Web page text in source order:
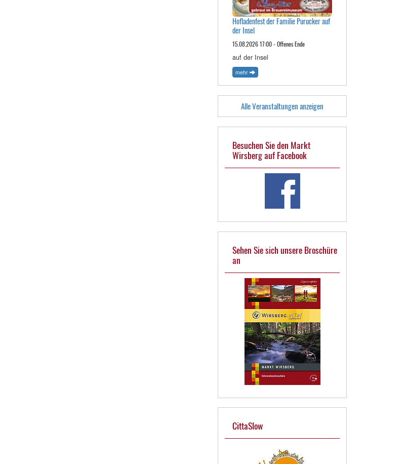
Hofladenfest der Familie Purucker auf
der Insel
15.08.2026 17:00 - Offenes Ende
auf der Insel
mehr
Alle Veranstaltungen anzeigen
Besuchen Sie den Markt
Wirsberg auf Facebook
Sehen Sie sich unsere Broschüre
an
CittaSlow